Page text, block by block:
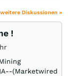
weitere Diskussionen »
!
(Marketwired